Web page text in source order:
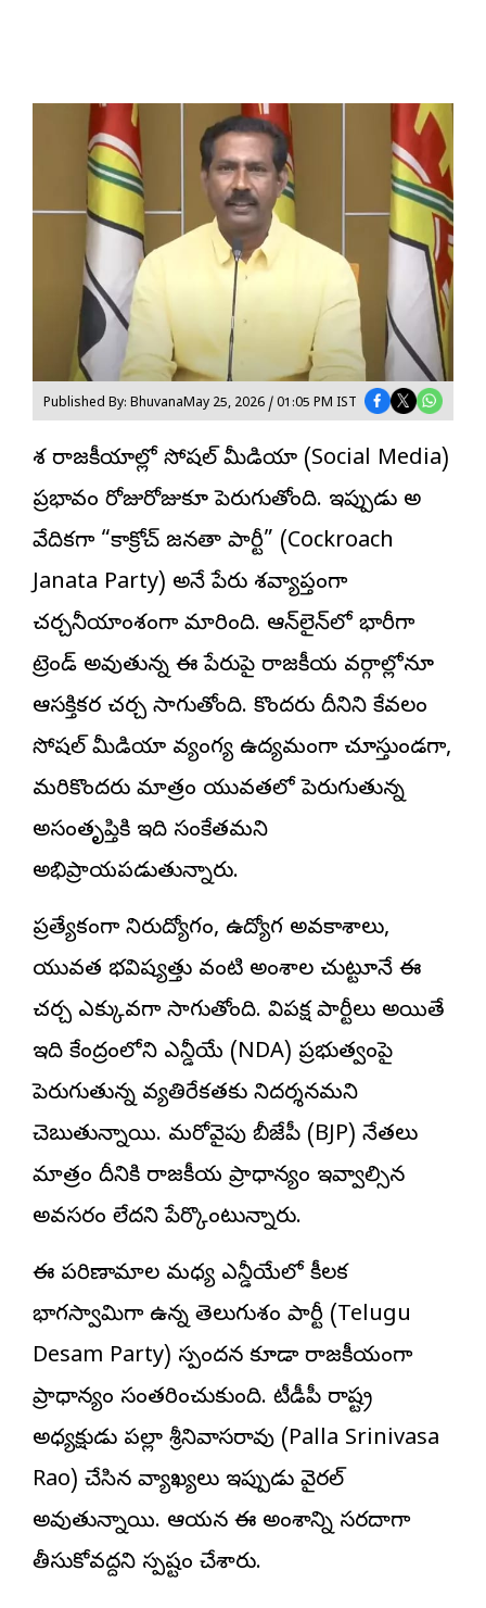
Published By: BhuvanaMay 25, 2026 / 01:05 PM IST
దేశ రాజకీయాల్లో సోషల్ మీడియా (Social Media)
ప్రభావం రోజురోజుకూ పెరుగుతోంది. ఇప్పుడు అదే
వేదికగా “కాక్రోచ్ జనతా పార్టీ” (Cockroach
Janata Party) అనే పేరు దేశవ్యాప్తంగా
చర్చనీయాంశంగా మారింది. ఆన్‌లైన్‌లో భారీగా
ట్రెండ్ అవుతున్న ఈ పేరుపై రాజకీయ వర్గాల్లోనూ
ఆసక్తికర చర్చ సాగుతోంది. కొందరు దీనిని కేవలం
సోషల్ మీడియా వ్యంగ్య ఉద్యమంగా చూస్తుండగా,
మరికొందరు మాత్రం యువతలో పెరుగుతున్న
అసంతృప్తికి ఇది సంకేతమని
అభిప్రాయపడుతున్నారు.
ప్రత్యేకంగా నిరుద్యోగం, ఉద్యోగ అవకాశాలు,
యువత భవిష్యత్తు వంటి అంశాల చుట్టూనే ఈ
చర్చ ఎక్కువగా సాగుతోంది. విపక్ష పార్టీలు అయితే
ఇది కేంద్రంలోని ఎన్డీయే (NDA) ప్రభుత్వంపై
పెరుగుతున్న వ్యతిరేకతకు నిదర్శనమని
చెబుతున్నాయి. మరోవైపు బీజేపీ (BJP) నేతలు
మాత్రం దీనికి రాజకీయ ప్రాధాన్యం ఇవ్వాల్సిన
అవసరం లేదని పేర్కొంటున్నారు.
ఈ పరిణామాల మధ్య ఎన్డీయేలో కీలక
భాగస్వామిగా ఉన్న తెలుగుదేశం పార్టీ (Telugu
Desam Party) స్పందన కూడా రాజకీయంగా
ప్రాధాన్యం సంతరించుకుంది. టీడీపీ రాష్ట్ర
అధ్యక్షుడు పల్లా శ్రీనివాసరావు (Palla Srinivasa
Rao) చేసిన వ్యాఖ్యలు ఇప్పుడు వైరల్
అవుతున్నాయి. ఆయన ఈ అంశాన్ని సరదాగా
తీసుకోవద్దని స్పష్టం చేశారు.